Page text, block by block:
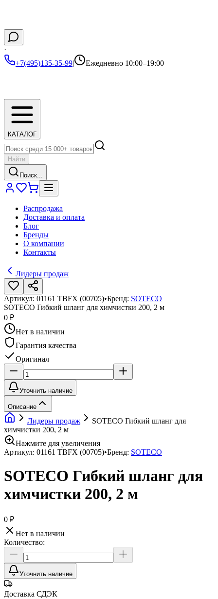
·
+7(495)135-35-99| Ежедневно 10:00–19:00
КАТАЛОГ
Найти
Поиск...
Распродажа
Доставка и оплата
Блог
Бренды
О компании
Контакты
Лидеры продаж
Артикул: 01161 TBFX (00705)•Бренд: SOTECO
SOTECO Гибкий шланг для химчистки 200, 2 м
0 ₽
Нет в наличии
Гарантия качества
Оригинал
Уточнить наличие
Описание
Лидеры продаж
SOTECO Гибкий шланг для
химчистки 200, 2 м
Нажмите для увеличения
Артикул: 01161 TBFX (00705)•Бренд: SOTECO
SOTECO Гибкий шланг для
химчистки 200, 2 м
0 ₽
Нет в наличии
Количество:
Уточнить наличие
Доставка СДЭК